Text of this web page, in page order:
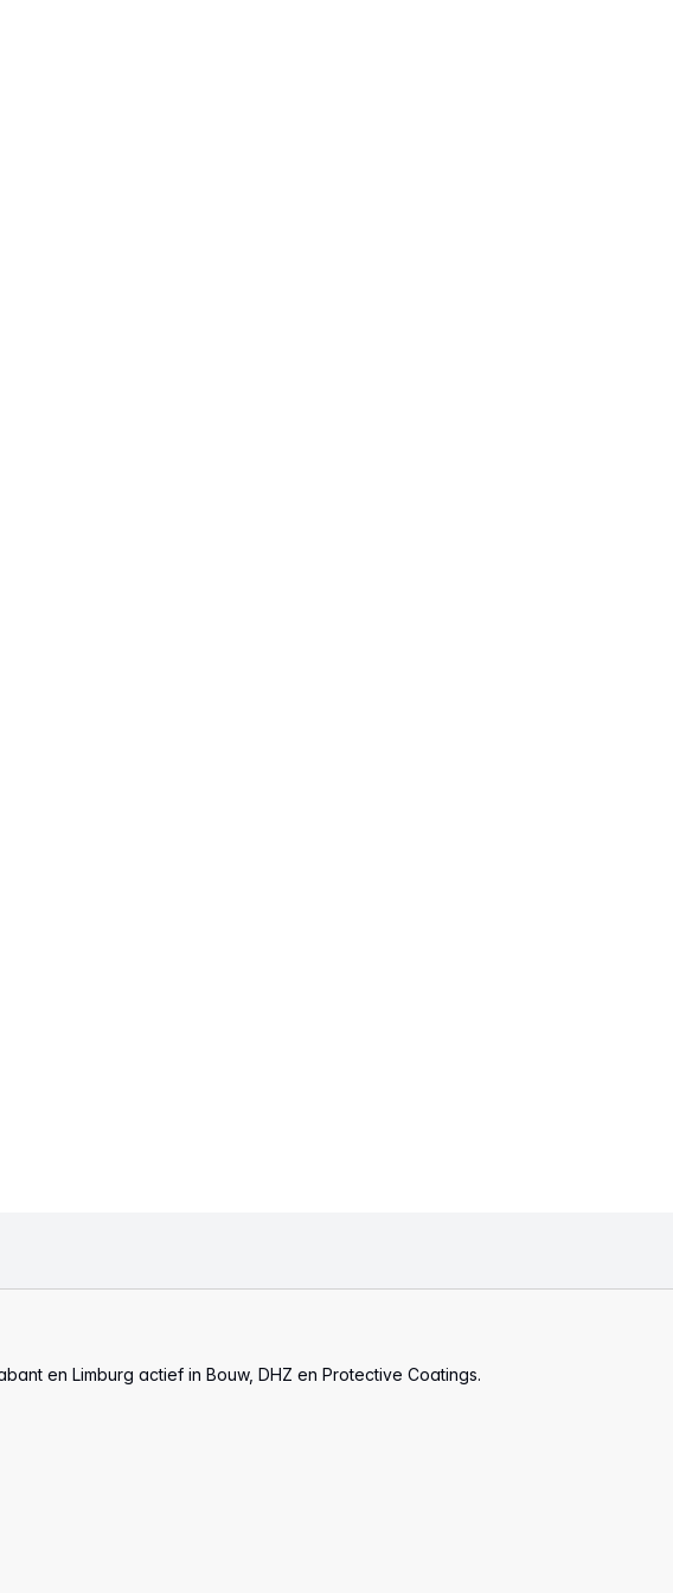
en Limburg actief in Bouw, DHZ en Protective Coatings.